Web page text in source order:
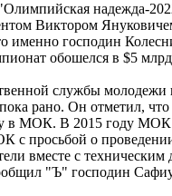
надежда-
Виктором
господин
обошелся в $5
службы молодежи
рано. Он отметил,
в МОК. В 2015 году МОК
просьбой о
вместе с
"Ъ" господин